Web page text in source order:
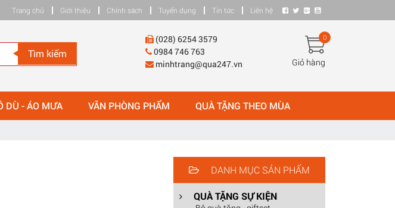
Trang chủ Giới thiệu Chính sách Tuyển dụng Tin tức Liên hệ
Tìm kiếm
(028) 6254 3579
0984 746 763
minhtrang@qua247.vn
0
Giỏ hàng
DÙ - ÁO MƯA VĂN PHÒNG PHẨM QUÀ TẶNG THEO MÙA
DANH MỤC SẢN PHẨM
QUÀ TẶNG SỰ KIỆN